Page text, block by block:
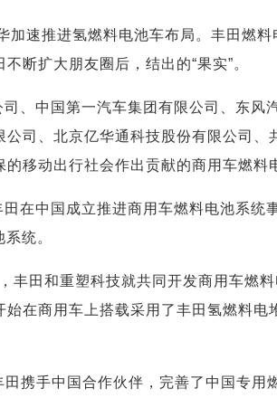
加速推进氢燃料电池车布局。丰田燃
断扩大朋友圈后，结出的“果实”。
、中国第一汽车集团有限公司、东风
公司、北京亿华通科技股份有限公司
移动出行社会作出贡献的商用车燃料
在中国成立推进商用车燃料电池系统
统。
丰田和重塑科技就共同开发商用车燃
始在商用车上搭载采用了丰田氢燃料电
携手中国合作伙伴，完善了中国专用